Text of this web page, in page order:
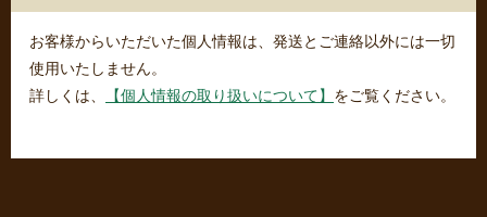
お客様からいただいた個人情報は、発送とご連絡以外には一切
使用いたしません。
詳しくは、
【個人情報の取り扱いについて】 をご覧ください。